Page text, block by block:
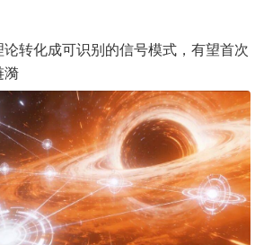
转化成可识别的信号模式，有望首次
漪